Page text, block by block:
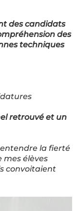
des candidats
des
techniques
retrouvé et un
entendre la fierté
mes élèves
convoitaient